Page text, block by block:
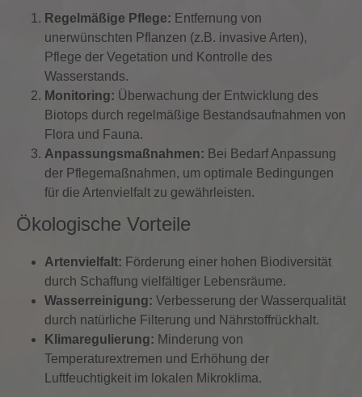
Regelmäßige Pflege: Entfernung von
unerwünschten Pflanzen (z.B. invasive Arten),
Pflege der Vegetation und Kontrolle des
Wasserstands.
Monitoring: Überwachung der Entwicklung des
Biotops durch regelmäßige Bestandsaufnahmen von
Flora und Fauna.
Anpassungsmaßnahmen: Bei Bedarf Anpassung
der Pflegemaßnahmen, um optimale Bedingungen
für die Artenvielfalt zu gewährleisten.
Ökologische Vorteile
Artenvielfalt: Förderung einer hohen Biodiversität
durch Schaffung vielfältiger Lebensräume.
Wasserreinigung: Verbesserung der Wasserqualität
durch natürliche Filterung und Nährstoffrückhalt.
Klimaregulierung: Minderung von
Temperaturextremen und Erhöhung der
Luftfeuchtigkeit im lokalen Mikroklima.